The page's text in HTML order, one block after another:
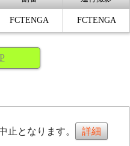
FCTENGA FCTENGA
止となります。 詳細